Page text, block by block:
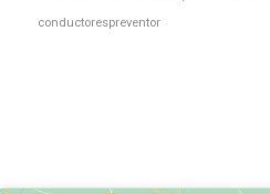
conductorespreventor